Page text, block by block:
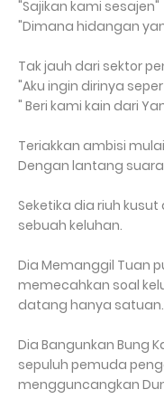
"Sajikan kami sesajen"
"Dimana hidangan
Tak jauh dari sektor
"Aku ingin dirinya
" Beri kami kain dari
Teriakkan ambisi
Dengan lantang
Seketika dia riuh
sebuah keluhan.
Dia Memanggil Tuan
memecahkan soal
datang hanya satuan.
Dia Bangunkan Bung
sepuluh pemuda
mengguncangkan